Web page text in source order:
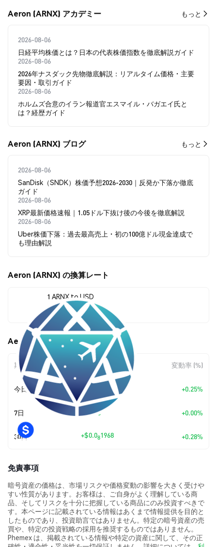
Aeron (ARNX) アカデミー もっと
2026-08-06
日経平均株価とは？日本の代表株価指数を徹底解説ガイド
2026-08-06
2026年ナスダック先物徹底解説：リアルタイム価格・主要
要因・取引ガイド
2026-08-06
ホルムズ合意のイラン報道官エスマイル・バガエイ氏と
は？経歴ガイド
Aeron (ARNX) ブログ もっと
2026-08-06
SanDisk（SNDK）株価予想2026-2030｜反発か下落か徹底
ガイド
2026-08-06
XRP最新価格速報｜1.05ドル下抜け後の今後を徹底解説
2026-08-06
Uber株価下落：過去最高売上・初の100億ドル現金達成で
も理由解説
Aeron (ARNX) の換算レート
1 ARNX to USD
$0.0000007
Aeron (ARNX) の価格変動
期間 金額変動 変動率 (%)
今日 +$0.0 1728 +0.25%
7日 $0.00 +0.00%
30日 +$0.081968 +0.28%
免責事項
暗号資産の価格は、市場リスクや価格変動の影響を大きく受けや
すい性質があります。お客様は、ご自身がよく理解している商
品、そしてリスクを十分に把握している商品にのみ投資すべきで
す。本ページに記載されている情報はあくまで情報提供を目的と
したものであり、投資助言ではありません。特定の暗号資産の売
買や、特定の投資戦略の採用を推奨するものではありません。
Phemex は、掲載されている情報や特定の資産に関して、その正